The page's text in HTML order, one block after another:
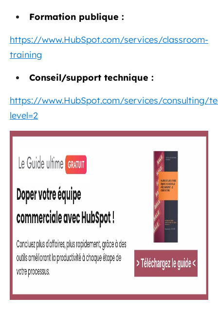
Formation publique :
https://www.HubSpot.com/services/classroom-
training
Conseil/support technique :
https://www.HubSpot.com/services/consulting/
level=2